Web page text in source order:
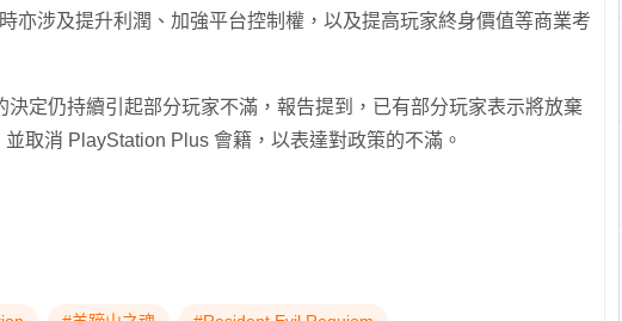
亦涉及提升利潤、加強平台控制權，以及提高玩家終身價值等商業考
決定仍持續引起部分玩家不滿，報告提到，已有部分玩家表示將放棄
取消 PlayStation Plus 會籍，以表達對政策的不滿。